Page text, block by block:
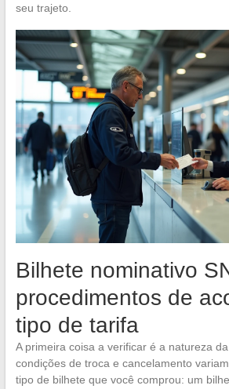
seu trajeto.
Bilhete nominativo
procedimentos de
tipo de tarifa
A primeira coisa a verificar é a natureza
condições de troca e cancelamento
tipo de bilhete que você comprou: um